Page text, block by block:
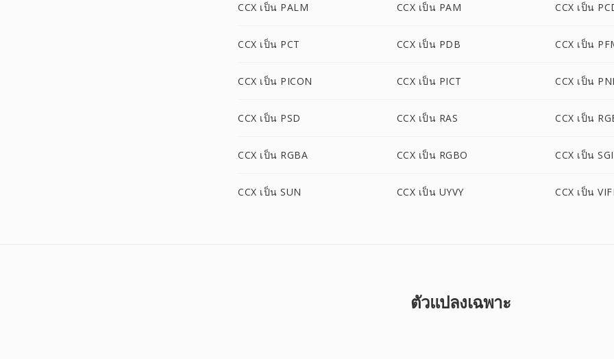
CCX เป็น PALM CCX เป็น PAM CCX เป็น
CCX เป็น PCT CCX เป็น PDB CCX เป็น
CCX เป็น PICON CCX เป็น PICT CCX เป็น
CCX เป็น PSD CCX เป็น RAS CCX เป็น
CCX เป็น RGBA CCX เป็น RGBO CCX เป็น SGI
CCX เป็น SUN CCX เป็น UYVY CCX เป็น
ตัวแปลงเฉพาะ